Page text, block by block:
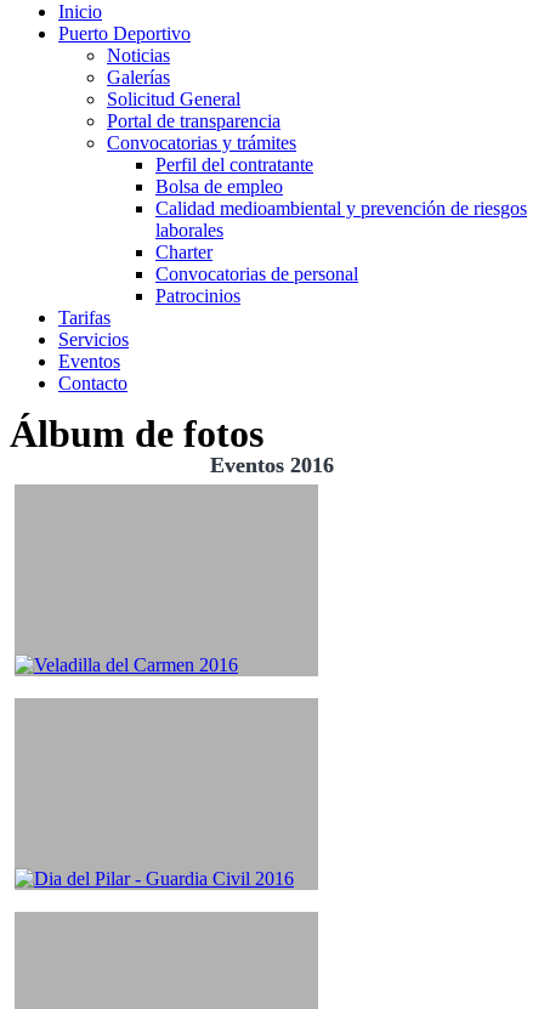
Inicio
Puerto Deportivo
Noticias
Galerías
Solicitud General
Portal de transparencia
Convocatorias y trámites
Perfil del contratante
Bolsa de empleo
Calidad medioambiental y prevención de riesgos
laborales
Charter
Convocatorias de personal
Patrocinios
Tarifas
Servicios
Eventos
Contacto
Álbum de fotos
Eventos 2016